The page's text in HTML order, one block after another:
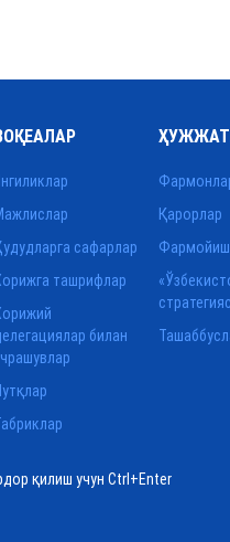
сафарлар
ташрифлар
билан
Қарорлар
қилиш учун Ctrl+Enter